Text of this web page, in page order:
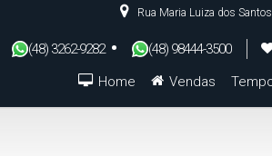
Rua Maria Luiza dos Santos
(48) 3262-9282 (48) 98444-3500
Vendas
Home